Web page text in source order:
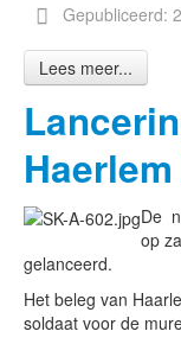
Gepubliceerd:
Lees meer...
De
op
gelanceerd.
Het beleg van
soldaat voor de